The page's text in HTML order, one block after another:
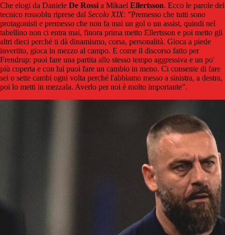
Che elogi da Daniele De Rossi a Mikael Ellertsson. Ecco le parole del
tecnico rossoblu riprese dal Secolo XIX: "Premesso che tutti sono
protagonisti e premesso che non fa mai un gol o un assist, quindi nel
tabellino non ci entra mai, finora prima metto Ellertsson e poi metto gli
altri dieci perché ti dà dinamismo, corsa, personalità. Gioca a piede
invertito, gioca in mezzo al campo. E come il discorso fatto per
Frendrup: puoi fare una partita allo stesso tempo aggressiva e un po'
più coperta e con lui puoi fare un cambio in meno. Ci consente di fare
sei o sette cambi ogni volta perché l'abbiamo messo a sinistra, a destra,
poi lo metti in mezzala. Averlo per noi è molto importante".